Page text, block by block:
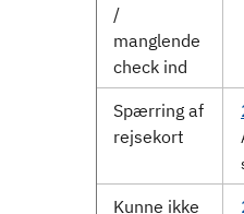
/
manglende
check ind
Spærring af
rejsekort
Kunne ikke